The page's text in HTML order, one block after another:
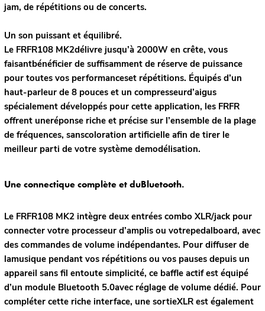
jam, de répétitions ou de concerts.
Un son puissant et équilibré.
Le FRFR108 MK2délivre jusqu’à 2000W en crête, vous
faisantbénéficier de suffisamment de réserve de puissance
pour toutes vos performanceset répétitions. Équipés d’un
haut-parleur de 8 pouces et un compresseurd’aigus
spécialement développés pour cette application, les FRFR
offrent uneréponse riche et précise sur l’ensemble de la plage
de fréquences, sanscoloration artificielle afin de tirer le
meilleur parti de votre système demodélisation.
Une connectique complète et duBluetooth.
Le FRFR108 MK2 intègre deux entrées combo XLR/jack pour
connecter votre processeur d’amplis ou votrepedalboard, avec
des commandes de volume indépendantes. Pour diffuser de
lamusique pendant vos répétitions ou vos pauses depuis un
appareil sans fil entoute simplicité, ce baffle actif est équipé
d’un module Bluetooth 5.0avec réglage de volume dédié. Pour
compléter cette riche interface, une sortieXLR est également